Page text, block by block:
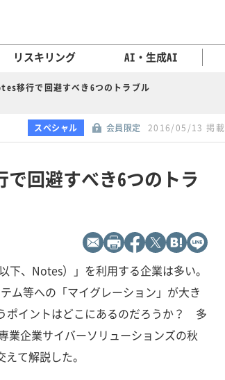
リスキリング AI・生成AI
移行で回避すべき6つのトラブル
スペシャル 会員限定 2016/05/13 掲載
回避すべき6つのトラ
、Notes）」を利用する企業は多い。
ム等への「マイグレーション」が大き
ポイントはどこにあるのだろうか？ 多
業企業サイバーソリューションズの秋
て解説した。